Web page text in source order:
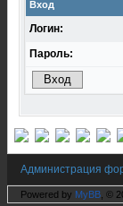
Вход
Логин:
Пароль:
Администрация
Powered by MyBB , ©